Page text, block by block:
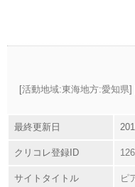
[活動地域:東海地方:愛知県]
最終更新日
クリコレ登録ID
サイトタイトル ピ